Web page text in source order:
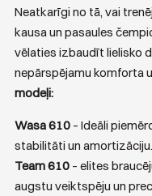
Neatkarīgi no tā, vai
kausa un pasaules
vēlaties izbaudīt lielisko
nepārspējamu komforta
modeļi:
Wasa 610 – Ideāli
stabilitāti un amortizāciju.
Team 610 – elites
augstu veiktspēju un